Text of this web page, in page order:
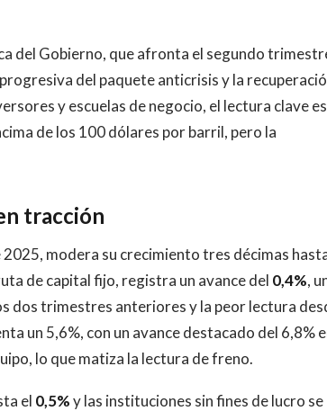
del Gobierno, que afronta el segundo
del paquete anticrisis y la
y escuelas de negocio, el lectura clave es
de los 100 dólares por barril, pero la
tracción
modera su crecimiento tres décimas
de capital fijo, registra un avance del 0,4%,
dos trimestres anteriores y la peor lectura
un 5,6%, con un avance destacado del 6,8%
lo que matiza la lectura de freno.
el 0,5%y las instituciones sin fines de lucro se